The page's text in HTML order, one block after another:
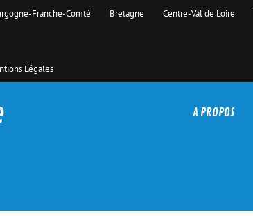
Franche-Comté Bretagne Centre-Val de Loire
Légales
A PROPOS